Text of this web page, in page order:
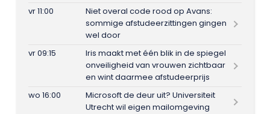
vr 11:00
Niet overal code rood op Avans:
sommige afstudeerzittingen gingen
wel door
vr 09:15
Iris maakt met één blik in de spiegel
onveiligheid van vrouwen zichtbaar
en wint daarmee afstudeerprijs
wo 16:00
Microsoft de deur uit? Universiteit
Utrecht wil eigen mailomgeving